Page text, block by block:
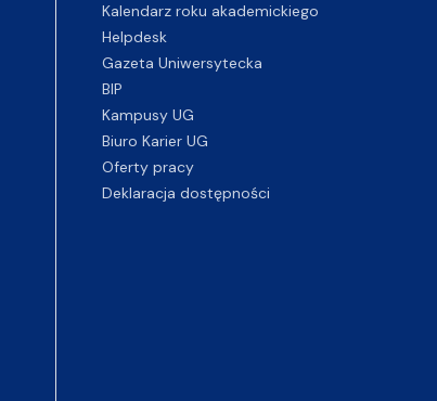
Kalendarz roku akademickiego
Helpdesk
Gazeta Uniwersytecka
BIP
Kampusy UG
Biuro Karier UG
Oferty pracy
Deklaracja dostępności